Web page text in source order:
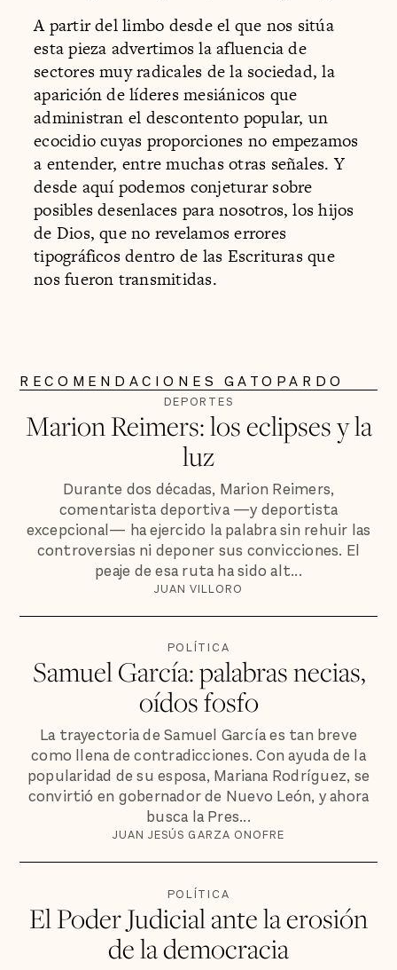
A partir del limbo desde el que nos sitúa
esta pieza advertimos la afluencia de
sectores muy radicales de la sociedad, la
aparición de líderes mesiánicos que
administran el descontento popular, un
ecocidio cuyas proporciones no empezamos
a entender, entre muchas otras señales. Y
desde aquí podemos conjeturar sobre
posibles desenlaces para nosotros, los hijos
de Dios, que no revelamos errores
tipográficos dentro de las Escrituras que
nos fueron transmitidas.
RECOMENDACIONES GATOPARDO
DEPORTES
Marion Reimers: los eclipses y la
luz
Durante dos décadas, Marion Reimers,
comentarista deportiva —y deportista
excepcional— ha ejercido la palabra sin rehuir las
controversias ni deponer sus convicciones. El
peaje de esa ruta ha sido alt...
JUAN VILLORO
POLÍTICA
Samuel García: palabras necias,
oídos fosfo
La trayectoria de Samuel García es tan breve
como llena de contradicciones. Con ayuda de la
popularidad de su esposa, Mariana Rodríguez, se
convirtió en gobernador de Nuevo León, y ahora
busca la Pres...
JUAN JESÚS GARZA ONOFRE
POLÍTICA
El Poder Judicial ante la erosión
de la democracia